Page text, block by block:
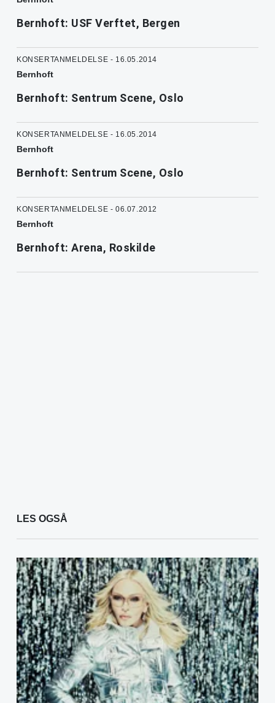
Bernhoft: USF Verftet, Bergen
KONSERTANMELDELSE - 16.05.2014
Bernhoft
Bernhoft: Sentrum Scene, Oslo
KONSERTANMELDELSE - 16.05.2014
Bernhoft
Bernhoft: Sentrum Scene, Oslo
KONSERTANMELDELSE - 06.07.2012
Bernhoft
Bernhoft: Arena, Roskilde
LES OGSÅ